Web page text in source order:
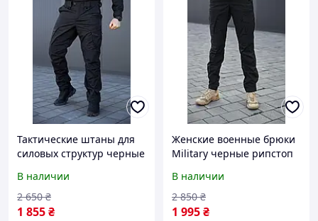
Тактические штаны для
силовых структур черные
брюки черные для
патрульной полиции
В наличии
1 855₴
2 650 ₴
Женские военные брюки
Military черные рипстоп
штаны для силовых
структур черные
В наличии
1 995₴
2 850 ₴